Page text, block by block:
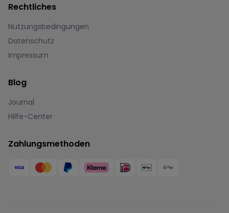
Rechtliches
Nutzungsbedingungen
Datenschutz
Impressum
Blog
Journal
Hilfe-Center
Zahlungsmethoden